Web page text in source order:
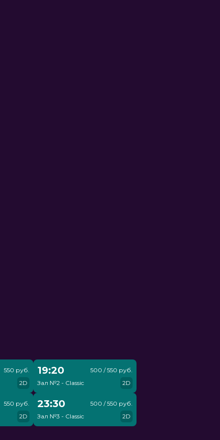
550 руб.
2D
19:20
Зал №2 - Classic
500 / 550 руб.
2D
550 руб.
2D
23:30
Зал №3 - Classic
500 / 550 руб.
2D